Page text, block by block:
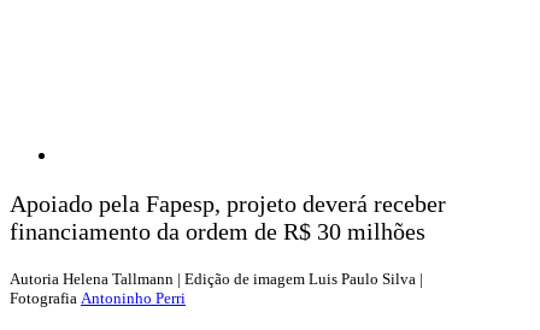
Apoiado pela Fapesp, projeto deverá receber
financiamento da ordem de R$ 30 milhões
Autoria Helena Tallmann | Edição de imagem Luis Paulo Silva |
Fotografia Antoninho Perri